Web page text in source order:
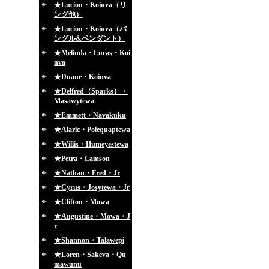
★Lucion・Koinva（リ
ング他）
★Lucion・Koinva（バ
ングル&ペンダント）
★Melinda・Lucas・Koi
nva
★Duane・Koinva
★Delfred（Sparks）・
Masawytewa
★Emmett・Navakuku
★Alaric・Polequaptewa
★Willis・Humeyestewa
★Petra・Lamson
★Nathan・Fred・Jr
★Cyrus・Josytewa・Jr
★Clifton・Mowa
★Augustine・Mowa・J
r
★Shannon・Talawepi
★Loren・Sakeva・Qu
mawunu